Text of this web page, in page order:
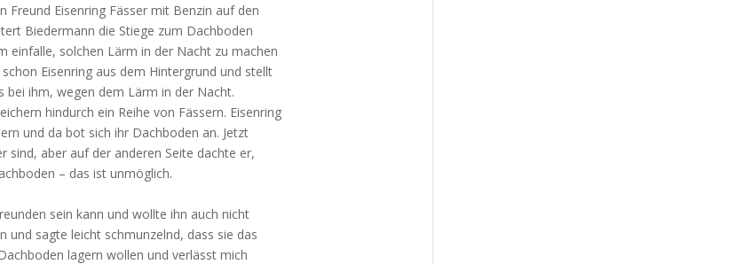
Freund Eisenring Fässer mit Benzin auf den
Biedermann die Stiege zum Dachboden
einfalle, solchen Lärm in der Nacht zu machen
Eisenring aus dem Hintergrund und stellt
bei ihm, wegen dem Lärm in der Nacht.
hindurch ein Reihe von Fässern. Eisenring
und da bot sich ihr Dachboden an. Jetzt
aber auf der anderen Seite dachte er,
– das ist unmöglich.
sein kann und wollte ihn auch nicht
und sagte leicht schmunzelnd, dass sie das
lagern wollen und verlässt mich